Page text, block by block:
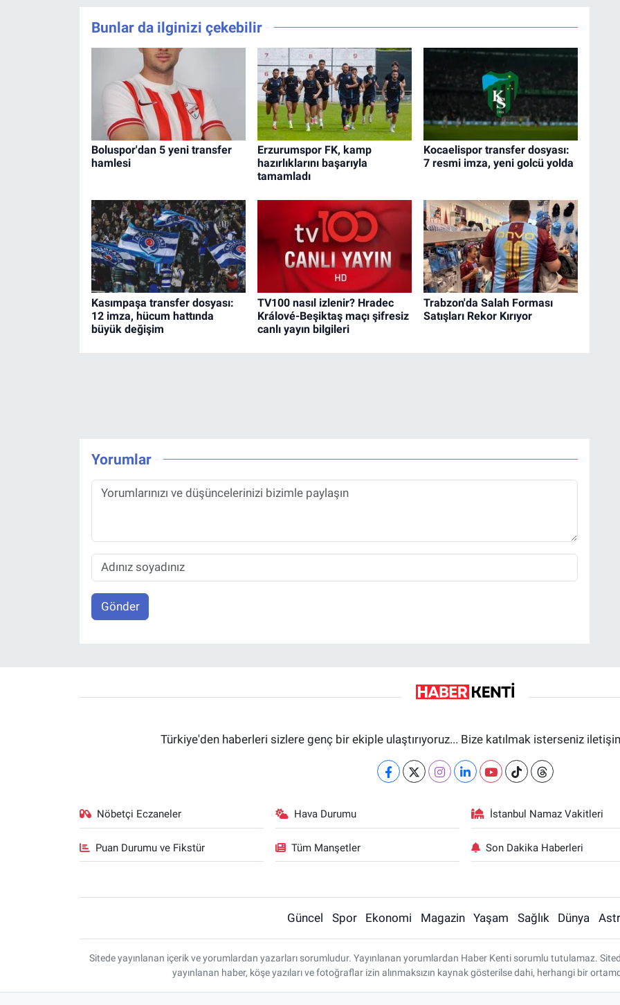
Bunlar da ilginizi çekebilir
Boluspor'dan 5 yeni transfer
hamlesi
Erzurumspor FK, kamp
hazırlıklarını başarıyla
tamamladı
Kocaelispor transfer dosyası:
7 resmi imza, yeni golcü yolda
Kasımpaşa transfer dosyası:
12 imza, hücum hattında
büyük değişim
TV100 nasıl izlenir? Hradec
Králové-Beşiktaş maçı şifresiz
canlı yayın bilgileri
Trabzon'da Salah Forması
Satışları Rekor Kırıyor
Yorumlar
Gönder
Türkiye'den haberleri sizlere genç bir ekiple ulaştırıyoruz... Bize katılmak isterseniz
Nöbetçi Eczaneler Hava Durumu İstanbul Namaz Vakitleri
Puan Durumu ve Fikstür Tüm Manşetler Son Dakika Haberleri
Güncel Spor Ekonomi Magazin Yaşam Sağlık Dünya
Sitede yayınlanan içerik ve yorumlardan yazarları sorumludur. Yayınlanan yorumlardan Haber Kenti sorumlu tutulamaz.
yayınlanan haber, köşe yazıları ve fotoğraflar izin alınmaksızın kaynak gösterilse dahi, herhangi bir